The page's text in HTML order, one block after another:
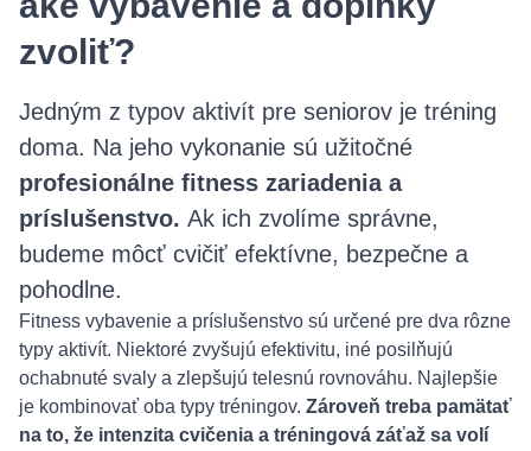
zvoliť?
Jedným z typov aktivít pre seniorov je tréning
doma. Na jeho vykonanie sú užitočné
profesionálne fitness zariadenia a
príslušenstvo. Ak ich zvolíme správne,
budeme môcť cvičiť efektívne, bezpečne a
pohodlne.
Fitness vybavenie a príslušenstvo sú určené pre dva rôzne
typy aktivít. Niektoré zvyšujú efektivitu, iné posilňujú
ochabnuté svaly a zlepšujú telesnú rovnováhu. Najlepšie
je kombinovať oba typy tréningov. Zároveň treba pamätať
na to, že intenzita cvičenia a tréningová záťaž sa volí